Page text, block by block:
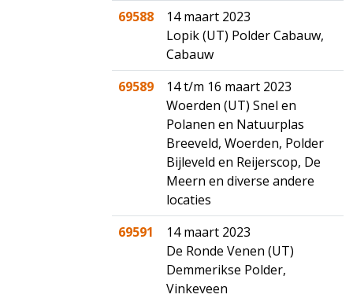
69588
14 maart 2023
Lopik (UT) Polder Cabauw,
Cabauw
69589
14 t/m 16 maart 2023
Woerden (UT) Snel en
Polanen en Natuurplas
Breeveld, Woerden, Polder
Bijleveld en Reijerscop, De
Meern en diverse andere
locaties
69591
14 maart 2023
De Ronde Venen (UT)
Demmerikse Polder,
Vinkeveen